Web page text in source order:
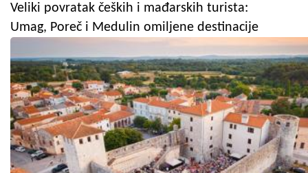
Veliki povratak čeških i mađarskih turista:
Umag, Poreč i Medulin omiljene destinacije